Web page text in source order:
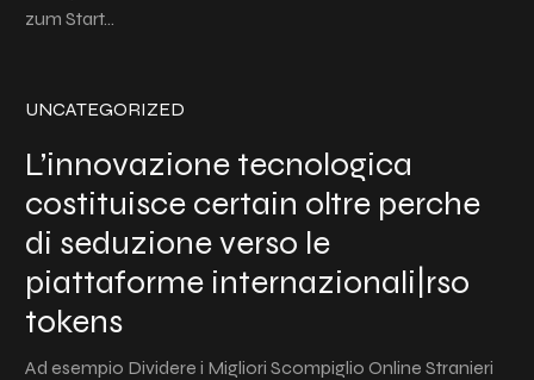
zum Start…
UNCATEGORIZED
L’innovazione tecnologica
costituisce certain oltre perche
di seduzione verso le
piattaforme internazionali|rso
tokens
Ad esempio Dividere i Migliori Scompiglio Online Stranieri